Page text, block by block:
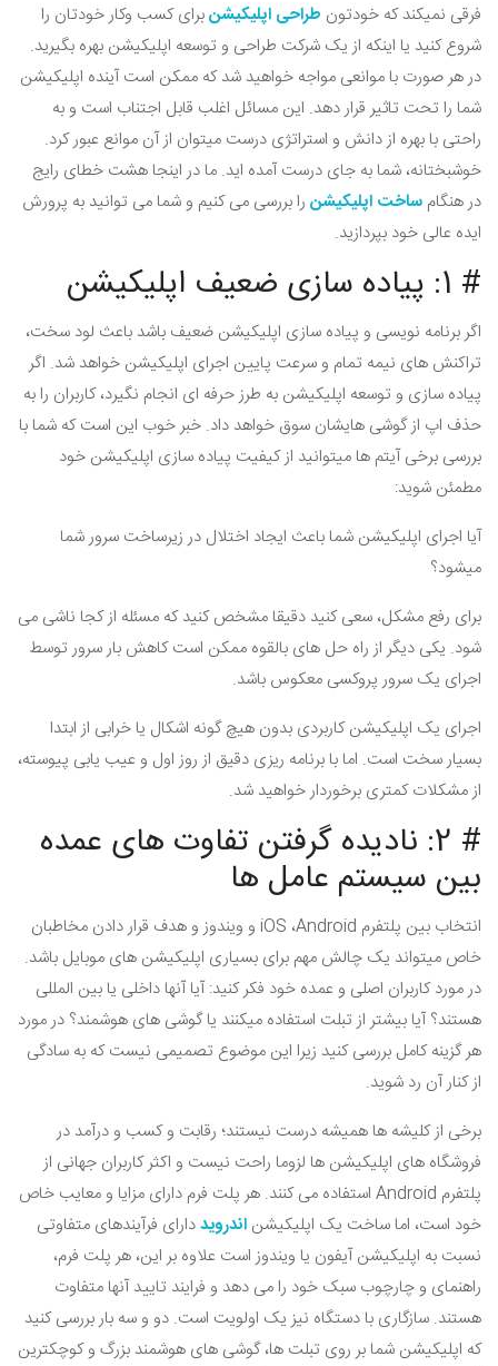
فرقی نمیکند که خودتون طراحی اپلیکیشنبرای کسب وکار خودتان را
شروع کنید یا اینکه از یک شرکت طراحی و توسعه اپلیکیشن بهره بگیرید.
در هر صورت با موانعی مواجه خواهید شد که ممکن است آینده اپلیکیشن
شما را تحت تاثیر قرار دهد. این مسائل اغلب قابل اجتناب است و به
راحتی با بهره از دانش و استراتژی درست میتوان از آن موانع عبور کرد.
خوشبختانه، شما به جای درست آمده اید. ما در اینجا هشت خطای رایج
در هنگام ساخت اپلیکیشن را بررسی می کنیم و شما می توانید به پرورش
ایده عالی خود بپردازید.
# 1: پیاده سازی ضعیف اپلیکیشن
اگر برنامه نویسی و پیاده سازی اپلیکیشن ضعیف باشد باعث لود سخت،
تراکنش های نیمه تمام و سرعت پایین اجرای اپلیکیشن خواهد شد. اگر
پیاده سازی و توسعه اپلیکیشن به طرز حرفه ای انجام نگیرد، کاربران را به
حذف اپ از گوشی هایشان سوق خواهد داد. خبر خوب این است که شما با
بررسی برخی آیتم ها میتوانید از کیفیت پیاده سازی اپلیکیشن خود
مطمئن شوید:
آیا اجرای اپلیکیشن شما باعث ایجاد اختلال در زیرساخت سرور شما
میشود؟
برای رفع مشکل، سعی کنید دقیقا مشخص کنید که مسئله از کجا ناشی می
شود. یکی دیگر از راه حل های بالقوه ممکن است کاهش بار سرور توسط
اجرای یک سرور پروکسی معکوس باشد.
اجرای یک اپلیکیشن کاربردی بدون هیچ گونه اشکال یا خرابی از ابتدا
بسیار سخت است. اما با برنامه ریزی دقیق از روز اول و عیب یابی پیوسته،
از مشکلات کمتری برخوردار خواهید شد.
# 2: نادیده گرفتن تفاوت های عمده
بین سیستم عامل ها
انتخاب بین پلتفرم Android، iOS و ویندوز و هدف قرار دادن مخاطبان
خاص میتواند یک چالش مهم برای بسیاری اپلیکیشن های موبایل باشد.
در مورد کاربران اصلی و عمده خود فکر کنید: آیا آنها داخلی یا بین المللی
هستند؟ آیا بیشتر از تبلت استفاده میکنند یا گوشی های هوشمند؟ در مورد
هر گزینه کامل بررسی کنید زیرا این موضوع تصمیمی نیست که به سادگی
از کنار آن رد شوید.
برخی از کلیشه ها همیشه درست نیستند؛ رقابت و کسب و درآمد در
فروشگاه های اپلیکیشن ها لزوما راحت نیست و اکثر کاربران جهانی از
پلتفرم Android استفاده می کنند. هر پلت فرم دارای مزایا و معایب خاص
خود است، اما ساخت یک اپلیکیشن اندرویددارای فرآیندهای متفاوتی
نسبت به اپلیکیشن آیفون یا ویندوز است علاوه بر این، هر پلت فرم،
راهنمای و چارچوب سبک خود را می دهد و فرایند تایید آنها متفاوت
هستند. سازگاری با دستگاه نیز یک اولویت است. دو و سه بار بررسی کنید
که اپلیکیشن شما بر روی تبلت ها، گوشی های هوشمند بزرگ و کوچکترین